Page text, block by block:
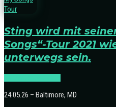
Sting wird mit
Songs“-Tour 2021
unterwegs sein.
24.05.26 – Baltimore, MD